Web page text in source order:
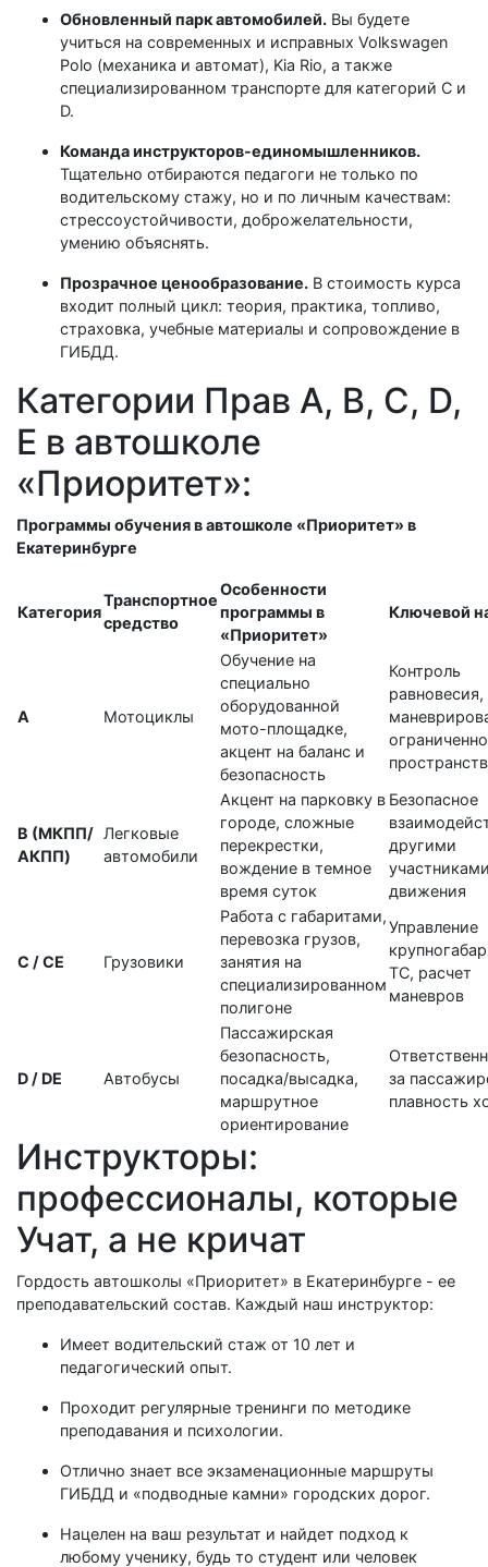
Обновленный парк автомобилей. Вы будете
учиться на современных и исправных Volkswagen
Polo (механика и автомат), Kia Rio, а также
специализированном транспорте для категорий C и
D.
Команда инструкторов-единомышленников.
Тщательно отбираются педагоги не только по
водительскому стажу, но и по личным качествам:
стрессоустойчивости, доброжелательности,
умению объяснять.
Прозрачное ценообразование. В стоимость курса
входит полный цикл: теория, практика, топливо,
страховка, учебные материалы и сопровождение в
ГИБДД.
Категории Прав A, B, C, D,
E в автошколе
«Приоритет»:
Программы обучения в автошколе «Приоритет» в
Екатеринбурге
Категория
Транспортное
средство
Особенности
программы в
«Приоритет»
Ключевой
А Мотоциклы
Обучение на
специально
оборудованной
мото-площадке,
акцент на баланс и
безопасность
Контроль
равновесия,
B (МКПП/
АКПП)
Легковые
автомобили
Акцент на парковку в
городе, сложные
перекрестки,
вождение в темное
время суток
Безопасное
другими
движения
C / CE Грузовики
Работа с габаритами,
перевозка грузов,
занятия на
специализированном
полигоне
Управление
ТС, расчет
маневров
D / DE Автобусы
Пассажирская
безопасность,
посадка/высадка,
маршрутное
ориентирование
за
плавность
Инструкторы:
профессионалы, которые
Учат, а не кричат
Гордость автошколы «Приоритет» в Екатеринбурге - ее
преподавательский состав. Каждый наш инструктор:
Имеет водительский стаж от 10 лет и
педагогический опыт.
Проходит регулярные тренинги по методике
преподавания и психологии.
Отлично знает все экзаменационные маршруты
ГИБДД и «подводные камни» городских дорог.
Нацелен на ваш результат и найдет подход к
любому ученику, будь то студент или человек